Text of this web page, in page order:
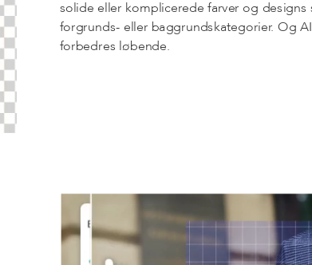
solide eller komplicerede farver og designs
forgrunds- eller baggrundskategorier. Og
forbedres løbende.